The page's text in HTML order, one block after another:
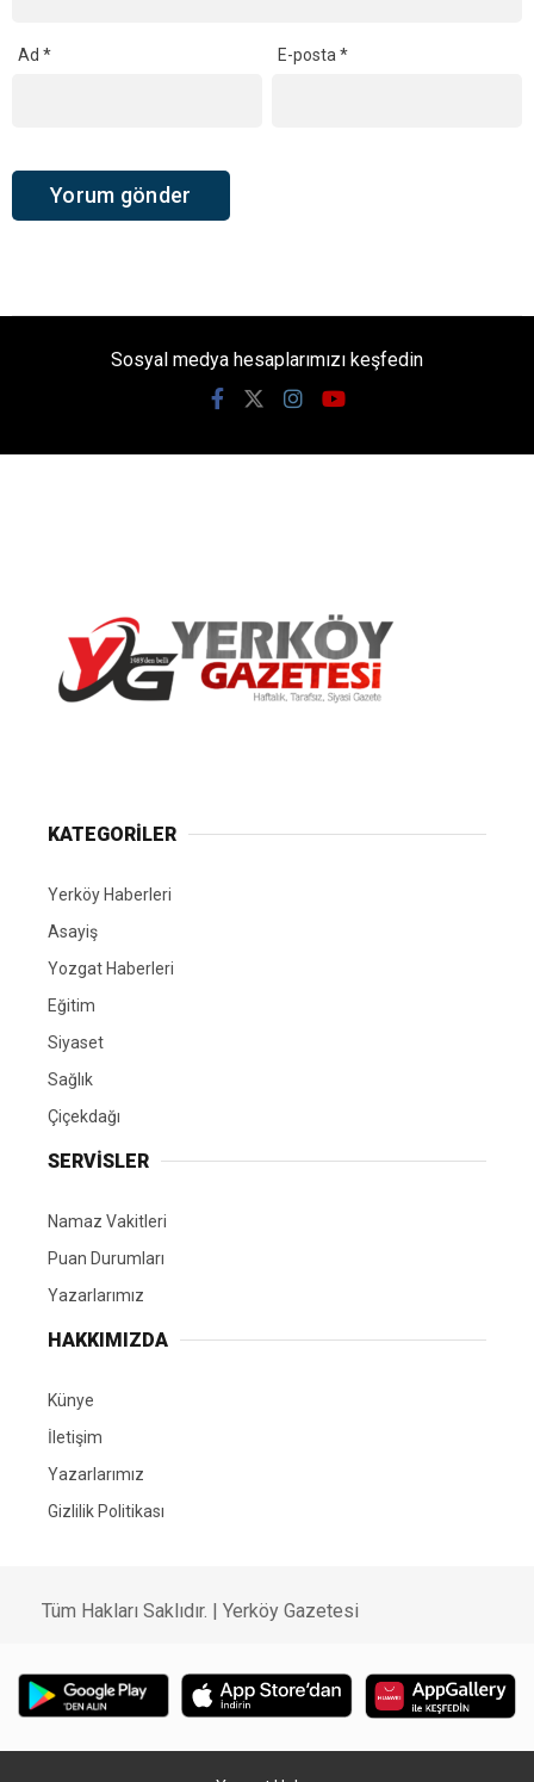
Ad * E-posta*
Sosyal medya hesaplarımızı keşfedin
KATEGORİLER
Yerköy Haberleri
Asayiş
Yozgat Haberleri
Eğitim
Siyaset
Sağlık
Çiçekdağı
SERVİSLER
Namaz Vakitleri
Puan Durumları
Yazarlarımız
HAKKIMIZDA
Künye
İletişim
Yazarlarımız
Gizlilik Politikası
Tüm Hakları Saklıdır. | Yerköy Gazetesi